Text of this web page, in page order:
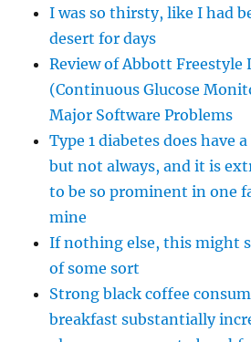
I was so thirsty, like I had
desert for days
Review of Abbott Freestyle
(Continuous Glucose
Major Software Problems
Type 1 diabetes does have
but not always, and it is
to be so prominent in one
mine
If nothing else, this might
of some sort
Strong black coffee
breakfast substantially